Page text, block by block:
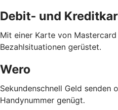
Debit- und
Mit einer Karte von
Bezahlsituationen gerüstet.
Wero
Sekundenschnell Geld senden
Handynummer genügt.